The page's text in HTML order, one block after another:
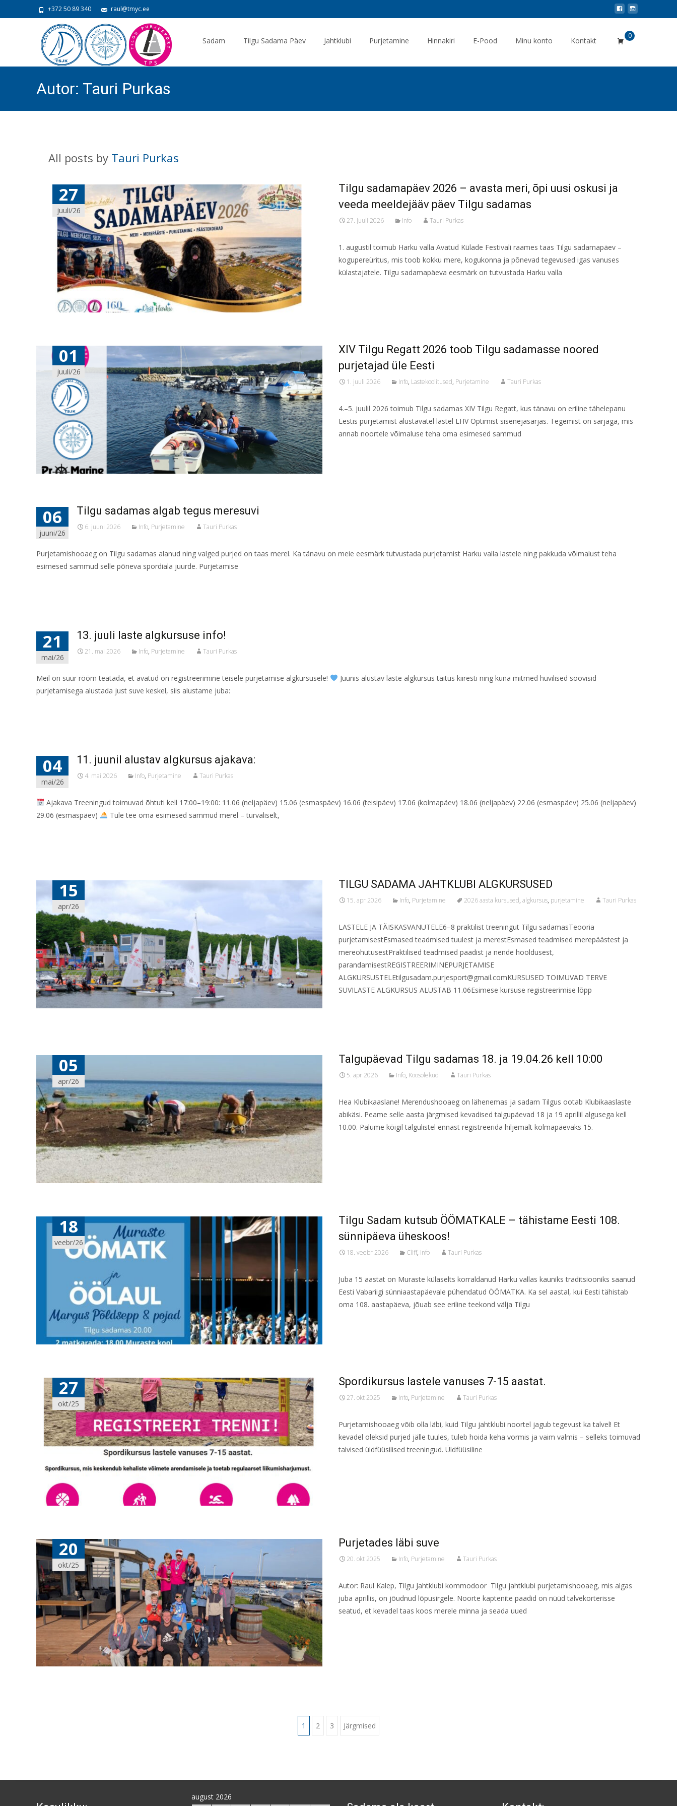
+372 50 89 340 raul@tmyc.ee
Sadam Tilgu Sadama Päev Jahtklubi Purjetamine Hinnakiri E-Pood Minu konto Kontakt
0
Autor: Tauri Purkas
All posts by Tauri Purkas
27
juuli/26
Tilgu sadamapäev 2026 – avasta meri, õpi uusi oskusi ja
veeda meeldejääv päev Tilgu sadamas
27. juuli 2026 Info Tauri Purkas
1. augustil toimub Harku valla Avatud Külade Festivali raames taas Tilgu sadamapäev –
kogupereüritus, mis toob kokku mere, kogukonna ja põnevad tegevused igas vanuses
külastajatele. Tilgu sadamapäeva eesmärk on tutvustada Harku valla
01
juuli/26
XIV Tilgu Regatt 2026 toob Tilgu sadamasse noored
purjetajad üle Eesti
1. juuli 2026 Info, Lastekoolitused, Purjetamine Tauri Purkas
4.–5. juulil 2026 toimub Tilgu sadamas XIV Tilgu Regatt, kus tänavu on eriline tähelepanu
Eestis purjetamist alustavatel lastel LHV Optimist sisenejasarjas. Tegemist on sarjaga, mis
annab noortele võimaluse teha oma esimesed sammud
06
juuni/26
Tilgu sadamas algab tegus meresuvi
6. juuni 2026 Info, Purjetamine Tauri Purkas
Purjetamishooaeg on Tilgu sadamas alanud ning valged purjed on taas merel. Ka tänavu on meie eesmärk tutvustada purjetamist Harku valla lastele ning pakkuda võimalust teha
esimesed sammud selle põneva spordiala juurde. Purjetamise
21
mai/26
13. juuli laste algkursuse info!
21. mai 2026 Info, Purjetamine Tauri Purkas
Meil on suur rõõm teatada, et avatud on registreerimine teisele purjetamise algkursusele!
Juunis alustav laste algkursus täitus kiiresti ning kuna mitmed huvilised soovisid
purjetamisega alustada just suve keskel, siis alustame juba:
04
mai/26
11. juunil alustav algkursus ajakava:
4. mai 2026 Info, Purjetamine Tauri Purkas
Ajakava Treeningud toimuvad õhtuti kell 17:00–19:00: 11.06 (neljapäev) 15.06 (esmaspäev) 16.06 (teisipäev) 17.06 (kolmapäev) 18.06 (neljapäev) 22.06 (esmaspäev) 25.06 (neljapäev)
29.06 (esmaspäev)
Tule tee oma esimesed sammud merel – turvaliselt,
15
apr/26
TILGU SADAMA JAHTKLUBI ALGKURSUSED
15. apr 2026 Info, Purjetamine 2026 aasta kursused, algkursus, purjetamine Tauri Purkas
LASTELE JA TÄISKASVANUTELE6–8 praktilist treeningut Tilgu sadamasTeooria
purjetamisestEsmased teadmised tuulest ja merestEsmased teadmised merepäästest ja
mereohutusestPraktilised teadmised paadist ja nende hooldusest,
parandamisestREGISTREERIMINEPURJETAMISE
ALGKURSUSTELEtilgusadam.purjesport@gmail.comKURSUSED TOIMUVAD TERVE
SUVILASTE ALGKURSUS ALUSTAB 11.06Esimese kursuse registreerimise lõpp
05
apr/26
Talgupäevad Tilgu sadamas 18. ja 19.04.26 kell 10:00
5. apr 2026 Info, Koosolekud Tauri Purkas
Hea Klubikaaslane! Merendushooaeg on lähenemas ja sadam Tilgus ootab Klubikaaslaste
abikäsi. Peame selle aasta järgmised kevadised talgupäevad 18 ja 19 aprillil algusega kell
10.00. Palume kõigil talgulistel ennast registreerida hiljemalt kolmapäevaks 15.
18
veebr/26
Tilgu Sadam kutsub ÖÖMATKALE – tähistame Eesti 108.
sünnipäeva üheskoos!
18. veebr 2026 Cliff, Info Tauri Purkas
Juba 15 aastat on Muraste külaselts korraldanud Harku vallas kauniks traditsiooniks saanud
Eesti Vabariigi sünniaastapäevale pühendatud ÖÖMATKA. Ka sel aastal, kui Eesti tähistab
oma 108. aastapäeva, jõuab see eriline teekond välja Tilgu
27
okt/25
Spordikursus lastele vanuses 7-15 aastat.
27. okt 2025 Info, Purjetamine Tauri Purkas
Purjetamishooaeg võib olla läbi, kuid Tilgu jahtklubi noortel jagub tegevust ka talvel! Et
kevadel oleksid purjed jälle tuules, tuleb hoida keha vormis ja vaim valmis – selleks toimuvad
talvised üldfüüsilised treeningud. Üldfüüsiline
20
okt/25
Purjetades läbi suve
20. okt 2025 Info, Purjetamine Tauri Purkas
Autor: Raul Kalep, Tilgu Jahtklubi kommodoor Tilgu jahtklubi purjetamishooaeg, mis algas
juba aprillis, on jõudnud lõpusirgele. Noorte kaptenite paadid on nüüd talvekorterisse
seatud, et kevadel taas koos merele minna ja seada uued
1 2 3 Järgmised
august 2026